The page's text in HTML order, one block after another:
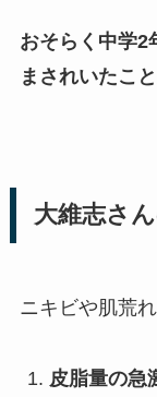
おそらく中学2
まされいたこ
大維志さ
ニキビや肌荒
皮脂量の急